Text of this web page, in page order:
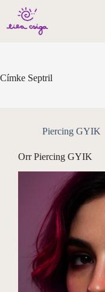
content
Címke Septril
Piercing GYIK
Orr Piercing GYIK